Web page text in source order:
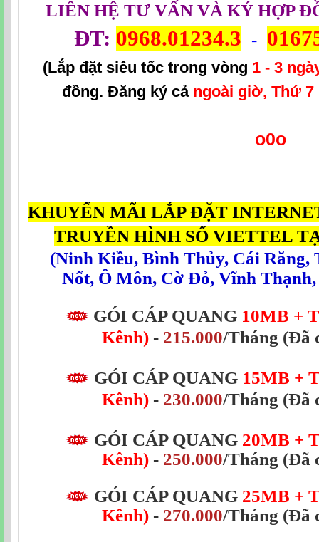
LIÊN HỆ TƯ VẤN VÀ KÝ HỢP
ĐT: 0968.01234.3 -
(Lắp đặt siêu tốc trong vòng 1 - 3
đồng. Đăng ký cả ngoài giờ, Thứ 7
KHUYẾN MÃI LẮP ĐẶT
TRUYỀN HÌNH SỐ VIETTEL
(Ninh Kiều, Bình Thủy, Cái Răng,
Nốt, Ô Môn, Cờ Đỏ, Vĩnh Thạnh
GÓI CÁP QUANG 10MB +
Kênh)- 215.000/Tháng (Đã
GÓI CÁP QUANG 15MB +
Kênh) - 230.000/Tháng (Đã
GÓI CÁP QUANG 20MB +
Kênh) - 250.000/Tháng (Đã
GÓI CÁP QUANG 25MB +
Kênh) - 270.000/Tháng (Đã